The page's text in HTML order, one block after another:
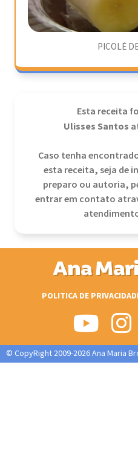
PICOLÉ
Esta receita
Ulisses Santos
Caso tenha
esta receita, seja de
preparo ou autoria,
entrar em contato
Ana
POLITICA DE
© CopyRight 2009-2026 Ana Maria